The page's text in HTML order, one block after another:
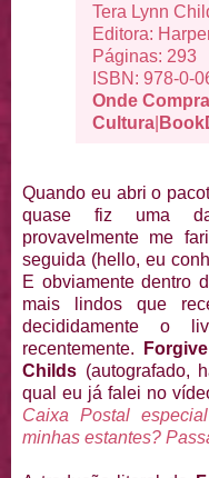
Tera Lynn
Editora:
Páginas: 293
ISBN: 978-0-
Onde
Cultura
Quando eu abri o
quase fiz uma
provavelmente me
seguida (hello, eu
E obviamente dentro
mais lindos que
decididamente o
recentemente.
Childs (autografado,
qual eu já falei no
Caixa Postal
minhas estantes?